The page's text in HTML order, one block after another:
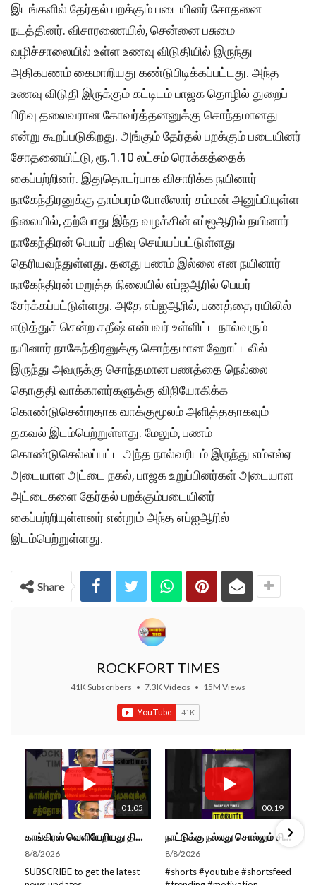
இடங்களில் தேர்தல் பறக்கும் படையினர் சோதனை
நடத்தினர். விசாரணையில், சென்னை பசுமை
வழிச்சாலையில் உள்ள உணவு விடுதியில் இருந்து
அதிகபணம் கைமாறியது கண்டுபிடிக்கப்பட்டது. அந்த
உணவு விடுதி இருக்கும் கட்டிடம் பாஜக தொழில் துறைப்
பிரிவு தலைவரான கோவர்த்தனனுக்கு சொந்தமானது
என்று கூறப்படுகிறது. அங்கும் தேர்தல் பறக்கும் படையினர்
சோதனையிட்டு, ரூ.1.10 லட்சம் ரொக்கத்தைக்
கைப்பற்றினர். இதுதொடர்பாக விசாரிக்க நயினார்
நாகேந்திரனுக்கு தாம்பரம் போலீஸார் சம்மன் அனுப்பியுள்ள
நிலையில், தற்போது இந்த வழக்கின் எப்ஐஆரில் நயினார்
நாகேந்திரன் பெயர் பதிவு செய்யப்பட்டுள்ளது
தெரியவந்துள்ளது. தனது பணம் இல்லை என நயினார்
நாகேந்திரன் மறுத்த நிலையில் எப்ஐஆரில் பெயர்
சேர்க்கப்பட்டுள்ளது. அதே எப்ஐஆரில், பணத்தை ரயிலில்
எடுத்துச் சென்ற சதீஷ் என்பவர் உள்ளிட்ட நால்வரும்
நயினார் நாகேந்திரனுக்கு சொந்தமான ஹோட்டலில்
இருந்து அவருக்கு சொந்தமான பணத்தை நெல்லை
தொகுதி வாக்காளர்களுக்கு விநியோகிக்க
கொண்டுசென்றதாக வாக்குமூலம் அளித்ததாகவும்
தகவல் இடம்பெற்றுள்ளது. மேலும், பணம்
கொண்டுசெல்லப்பட்ட அந்த நால்வரிடம் இருந்து எம்எல்ஏ
அடையாள அட்டை நகல், பாஜக உறுப்பினர்கள் அடையாள
அட்டைகளை தேர்தல் பறக்கும்படையினர்
கைப்பற்றியுள்ளனர் என்றும் அந்த எப்ஐஆரில்
இடம்பெற்றுள்ளது.
Share
ROCKFORT TIMES
41K Subscribers • 7.3K Videos • 15M Views
01:05
காங்கிரஸ் வெளியேறியது திமுகவுக்கு சந்தோசம் தான்... - அமைச்சர் அருண்ராஜ்
8/8/2026
SUBSCRIBE to get the latest
00:19
நாட்டுக்கு நல்லது சொல்லும் சிறப்பான மேடைப்பேச்சு... #shorts #subscribe #video
8/8/2026
#shorts #youtube #shortsfeed